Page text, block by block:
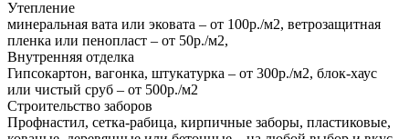
Утепление
минеральная вата или эковата – от 100р./м2, ветрозащитная
пленка или пенопласт – от 50р./м2,
Внутренняя отделка
Гипсокартон, вагонка, штукатурка – от 300р./м2, блок-хаус
или чистый сруб – от 500р./м2
Строительство заборов
Профнастил, сетка-рабица, кирпичные заборы, пластиковые,